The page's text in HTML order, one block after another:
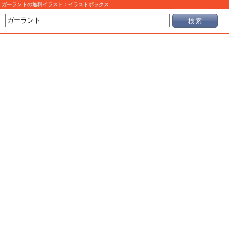
ガーラントの無料イラスト：イラストボックス
検 索